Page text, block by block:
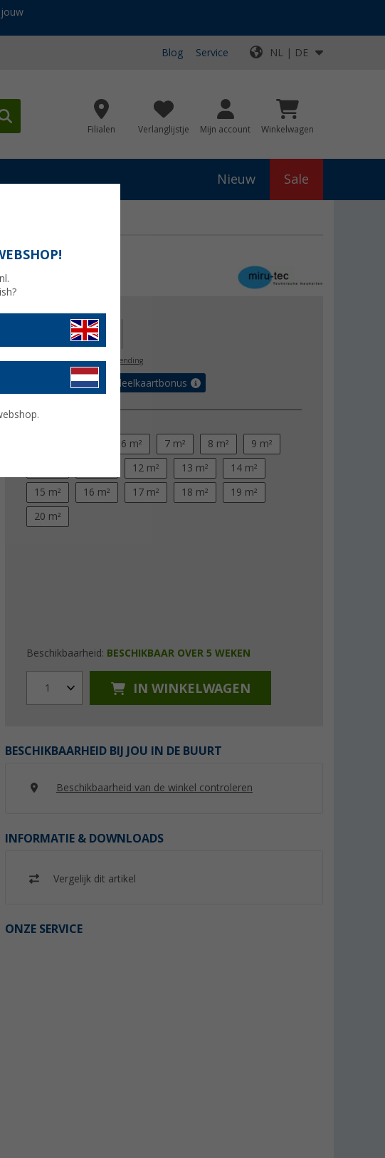
jouw
Blog Service NL | DE
Filialen Verlanglijstje Mijn account Winkelwagen
Nieuw Sale
Adviesprijs€ 220,60
€ 212,00
Prijzen incl. BTWgratis verzending
€ met de voordeelkaartbonus
6 m² 7 m² 8 m² 9 m²
12 m² 13 m² 14 m²
15 m² 16 m² 17 m² 18 m² 19 m²
20 m²
Beschikbaarheid: BESCHIKBAAR OVER 5 WEKEN
1 IN WINKELWAGEN
BESCHIKBAARHEID BIJ JOU IN DE BUURT
Beschikbaarheid van de winkel controleren
INFORMATIE & DOWNLOADS
Vergelijk dit artikel
ONZE SERVICE
cm